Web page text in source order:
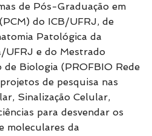
de Pós-Graduação em
do ICB/UFRJ, de
Patológica da
UFRJ e do Mestrado
de Biologia (PROFBIO Rede
de pesquisa nas
Sinalização Celular,
para desvendar os
moleculares da